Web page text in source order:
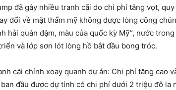
đã gây nhiều tranh cãi do chi phí tăng vọt,
đổi về mặt thẩm mỹ không được lòng công
hải quân đậm, màu của quốc kỳ Mỹ”, nước
và lớp sơn lót lòng hồ bắt đầu bong tróc.
cãi chính xoay quanh dự án: Chi phí tăng cao
đầu được dự tính có chi phí dưới 2 triệu đô la